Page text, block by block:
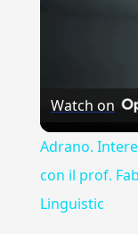
Watch on
Adrano.
con il prof.
Linguistic